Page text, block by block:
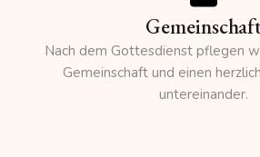
Nach dem Gottesdienst pflegen
Gemeinschaft und einen
untereinander.